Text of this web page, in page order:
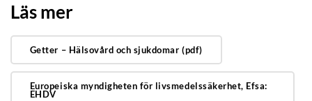
Läs mer
Getter – Hälsovård och sjukdomar (pdf)
Europeiska myndigheten för livsmedelssäkerhet, Efsa:
EHDV